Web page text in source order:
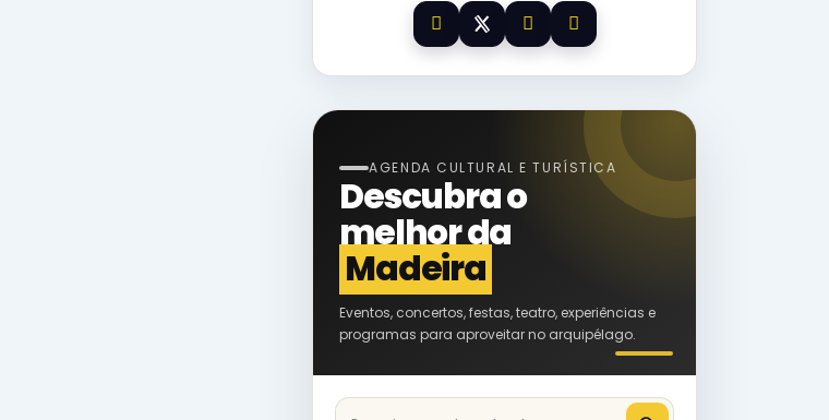
AGENDA CULTURAL E TURÍSTICA
Descubra o
melhor da
Madeira
Eventos, concertos, festas, teatro, experiências e
programas para aproveitar no arquipélago.
Pesquisar eventos na Madeira